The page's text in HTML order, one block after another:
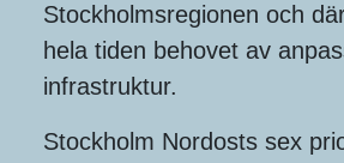
Stockholmsregionen och
hela tiden behovet av
infrastruktur.
Stockholm Nordosts sex